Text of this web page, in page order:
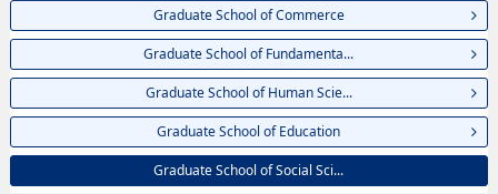
Graduate School of Commerce
Graduate School of Fundamenta...
Graduate School of Human Scie...
Graduate School of Education
Graduate School of Social Sci...